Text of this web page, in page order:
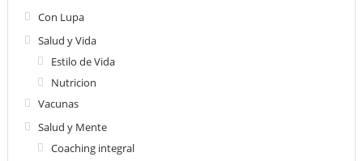
Con Lupa
Salud y Vida
Estilo de Vida
Nutricion
Vacunas
Salud y Mente
Coaching integral